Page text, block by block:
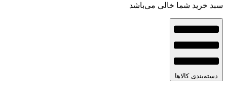
سبد خرید شما خالی می‌باشد
دسته‌بندی کالاها